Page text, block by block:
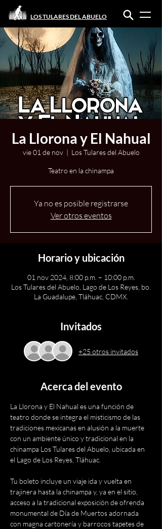
LOS TULARES DEL ABUELO
La Llorona y El Nahual
vie 01 de nov
  |
Los Tulares del Abuelo
Teatro en la chinampa
Ya no es posible registrarse
Ver otros eventos
Horario y ubicación
01 nov 2024, 8:00 p.m. – 10:00 p.m.
Los Tulares del Abuelo, Lago de Los Reyes, bo.
La Guadalupe, Tláhuac, CDMX.
Invitados
+25 otros invitados
Acerca del evento
La Llorona y El Nahual es una función de
teatro donde se integra el misticismo de las
tradiciones mexicanas en alusión a la muerte
con un ambiente único y tradicional en la
chinampa Los Tulares del Abuelo, ubicada en
el Lago de Los Reyes, Tláhuac.
Tu boleto incluye un viaje ida y vuelta en
trajinera hasta la chinampa y, ya en el sitio,
acceso a la tradicional exposición de ofrenda
monumental de Día de Muertos adornada
con magna cartonería y barrocos tapetes de